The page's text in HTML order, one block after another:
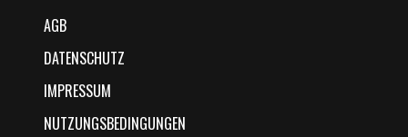
AGB
DATENSCHUTZ
IMPRESSUM
NUTZUNGSBEDINGUNGEN